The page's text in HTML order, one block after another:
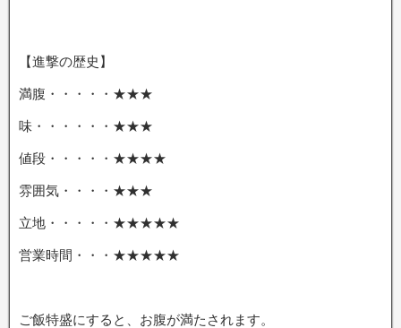
【進撃の歴史】
満腹・・・・・★★★
味・・・・・・★★★
値段・・・・・★★★★
雰囲気・・・・★★★
立地・・・・・★★★★★
営業時間・・・★★★★★
ご飯特盛にすると、お腹が満たされます。